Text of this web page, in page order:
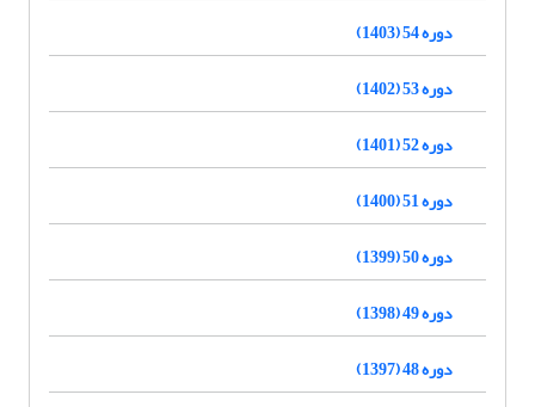
دوره 54 (1403)
دوره 53 (1402)
دوره 52 (1401)
دوره 51 (1400)
دوره 50 (1399)
دوره 49 (1398)
دوره 48 (1397)